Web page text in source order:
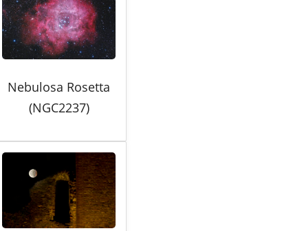
Nebulosa Rosetta
(NGC2237)